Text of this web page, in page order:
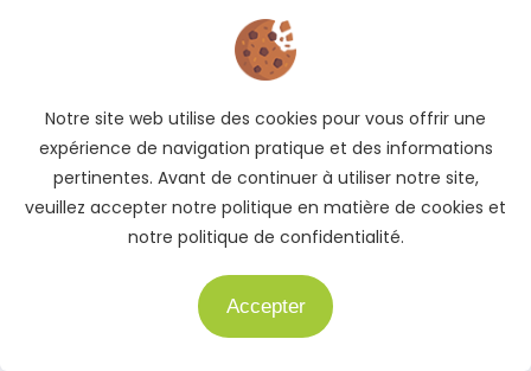
Instagram
Suivez-nous sur Instagram pour rester informé des
meilleures offres
Accédez à notre page Instagram
Notre site web utilise des cookies pour vous offrir une
expérience de navigation pratique et des informations
pertinentes. Avant de continuer à utiliser notre site,
veuillez accepter notre politique en matière de cookies et
notre politique de confidentialité.
Accepter